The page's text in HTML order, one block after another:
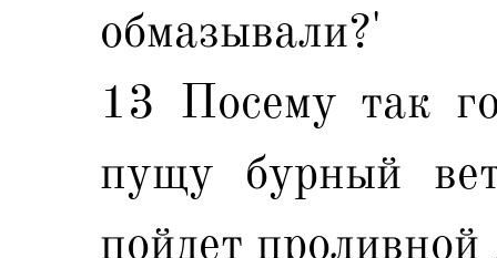
обмазывали?'
13 Посему так
пущу бурный
пойдет